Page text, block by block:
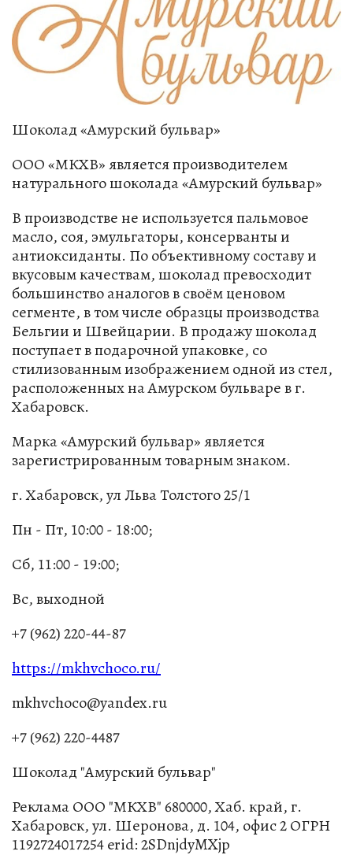
Шоколад «Амурский бульвар»
ООО «МКХВ» является производителем
натурального шоколада «Амурский бульвар»
В производстве не используется пальмовое
масло, соя, эмульгаторы, консерванты и
антиоксиданты. По объективному составу и
вкусовым качествам, шоколад превосходит
большинство аналогов в своём ценовом
сегменте, в том числе образцы производства
Бельгии и Швейцарии. В продажу шоколад
поступает в подарочной упаковке, со
стилизованным изображением одной из стел,
расположенных на Амурском бульваре в г.
Хабаровск.
Марка «Амурский бульвар» является
зарегистрированным товарным знаком.
г. Хабаровск, ул Льва Толстого 25/1
Пн - Пт, 10:00 - 18:00;
Сб, 11:00 - 19:00;
Вс, выходной
+7 (962) 220-44-87
https://mkhvchoco.ru/
mkhvchoco@yandex.ru
+7 (962) 220-4487
Шоколад "Амурский бульвар"
Реклама ООО "МКХВ" 680000, Хаб. край, г.
Хабаровск, ул. Шеронова, д. 104, офис 2 ОГРН
1192724017254 erid: 2SDnjdyMXjp